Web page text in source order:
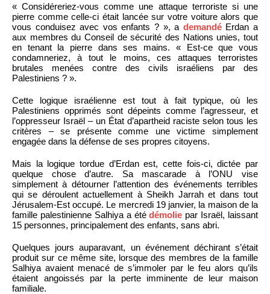
« Considéreriez-vous comme une attaque terroriste si une
pierre comme celle-ci était lancée sur votre voiture alors que
vous conduisez avec vos enfants ? », a demandéErdan a
aux membres du Conseil de sécurité des Nations unies, tout
en tenant la pierre dans ses mains. « Est-ce que vous
condamneriez, à tout le moins, ces attaques terroristes
brutales menées contre des civils israéliens par des
Palestiniens ? ».
Cette logique israélienne est tout à fait typique, où les
Palestiniens opprimés sont dépeints comme l’agresseur, et
l’oppresseur Israël – un État d’apartheid raciste selon tous les
critères – se présente comme une victime simplement
engagée dans la défense de ses propres citoyens.
Mais la logique tordue d’Erdan est, cette fois-ci, dictée par
quelque chose d’autre. Sa mascarade à l’ONU vise
simplement à détourner l’attention des événements terribles
qui se déroulent actuellement à Sheikh Jarrah et dans tout
Jérusalem-Est occupé. Le mercredi 19 janvier, la maison de la
famille palestinienne Salhiya a étédémolie par Israël, laissant
15 personnes, principalement des enfants, sans abri.
Quelques jours auparavant, un événement déchirant s’était
produit sur ce même site, lorsque des membres de la famille
Salhiya avaient menacé de s’immoler par le feu alors qu’ils
étaient angoissés par la perte imminente de leur maison
familiale.